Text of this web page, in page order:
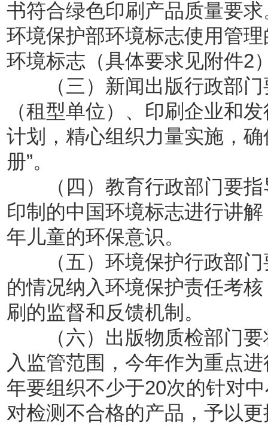
书符合绿色印刷产品质量要
环境保护部环境标志使用管
环境标志（具体要求见附件2
（三）新闻出版行政部门
（租型单位）、印刷企业和
计划，精心组织力量实施，
册”。
（四）教育行政部门要指
印制的中国环境标志进行讲
年儿童的环保意识。
（五）环境保护行政部门
的情况纳入环境保护责任考
刷的监督和反馈机制。
（六）出版物质检部门要
入监管范围，今年作为重点
年要组织不少于20次的针对
对检测不合格的产品，予以